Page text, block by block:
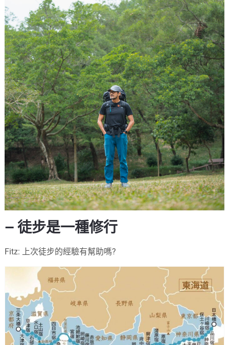
— 徒步是一種修行
Fitz: 上次徒步的經驗有幫助嗎?